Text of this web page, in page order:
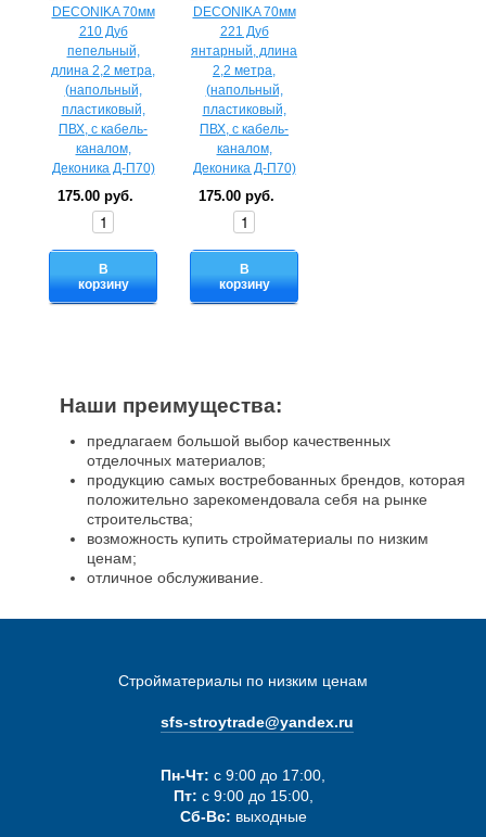
175.00 руб.
В
корзину
175.00 руб.
В
корзину
Наши преимущества:
предлагаем большой выбор качественных
отделочных материалов;
продукцию самых востребованных брендов, которая
положительно зарекомендовала себя на рынке
строительства;
возможность купить стройматериалы по низким
ценам;
отличное обслуживание.
Стройматериалы по низким ценам
sfs-stroytrade@yandex.ru
Пн-Чт: с 9:00 до 17:00,
Пт: с 9:00 до 15:00,
Сб-Вс: выходные